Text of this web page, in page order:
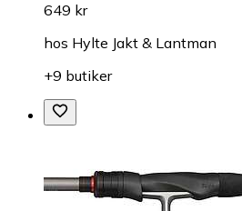
649 kr
hos Hylte Jakt & Lantman
+9 butiker